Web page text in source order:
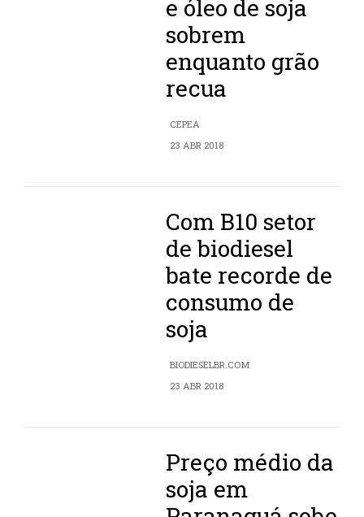
e óleo de soja
sobrem
enquanto grão
recua
CEPEA
23 ABR 2018
Com B10 setor
de biodiesel
bate recorde de
consumo de
soja
BIODIESELBR.COM
23 ABR 2018
Preço médio da
soja em